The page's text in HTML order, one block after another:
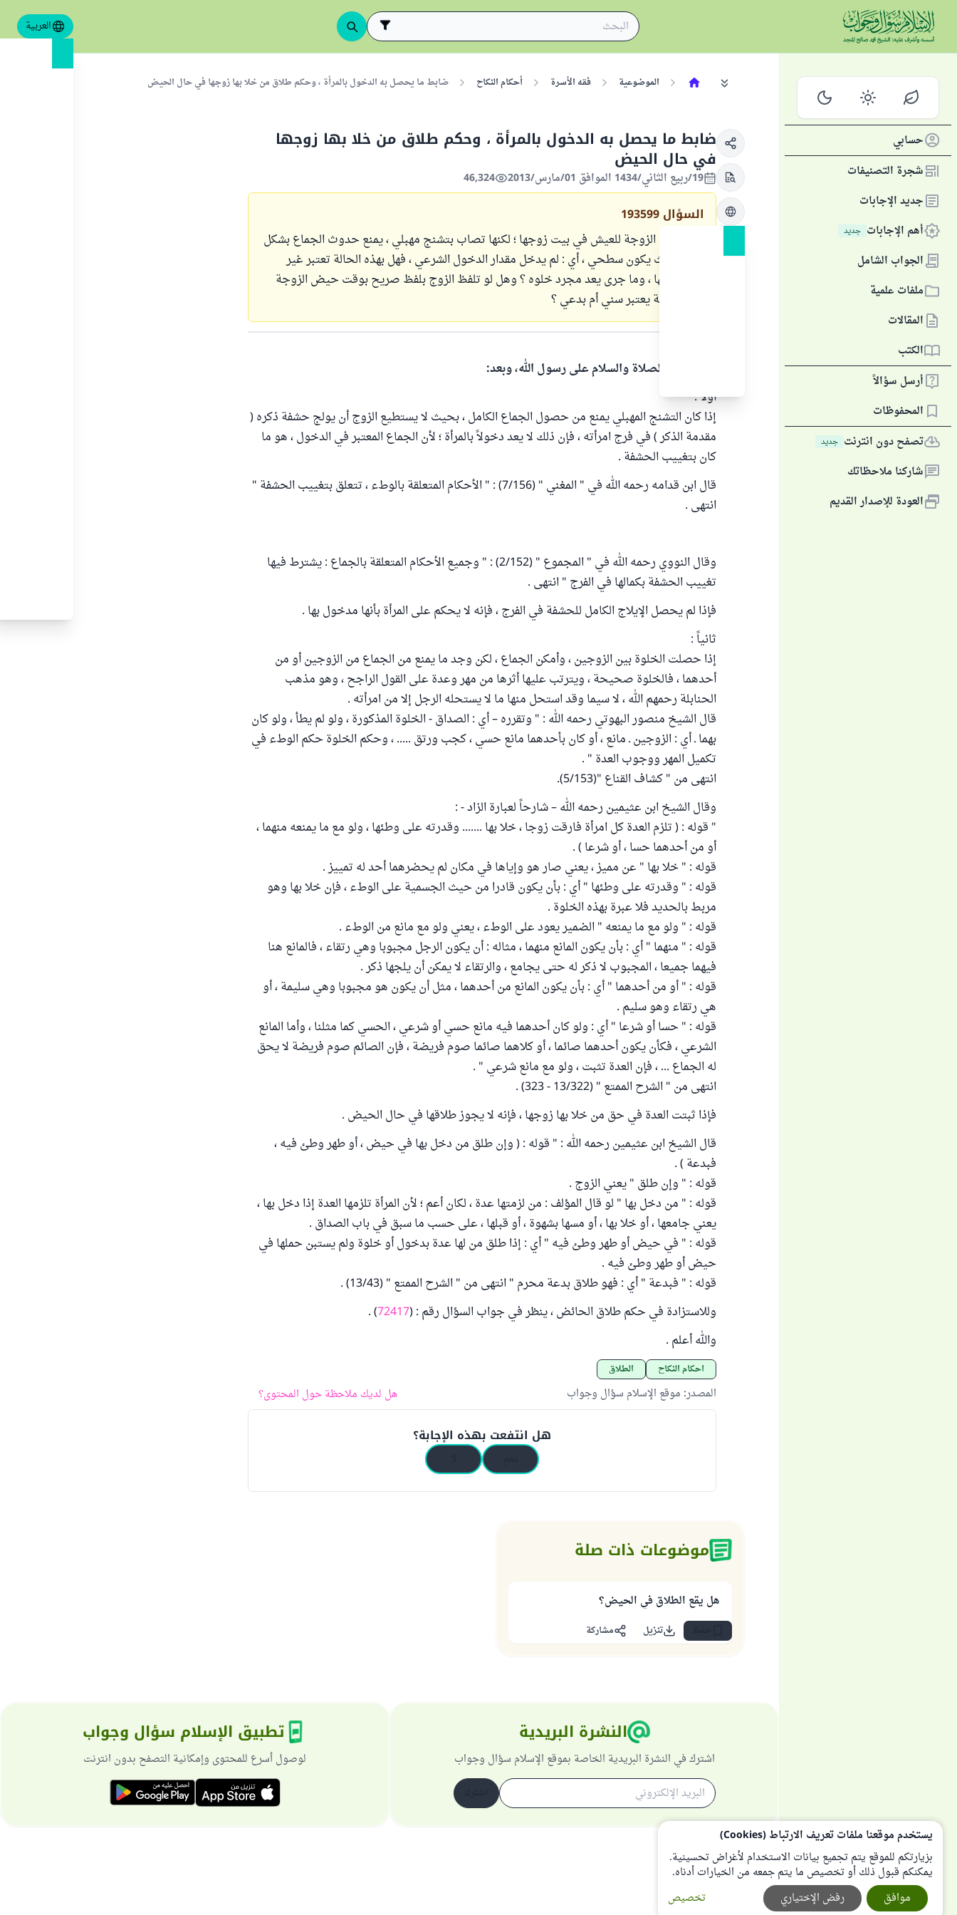
العربية
حسابي
شجرة التصنيفات
جديد الإجابات
أهم الإجابات جديد
الجواب الشامل
ملفات علمية
المقالات
الكتب
أرسل سؤالاً
المحفوظات
تصفح دون انترنت جديد
شاركنا ملاحظاتك
العودة للإصدار القديم
الموضوعية فقه الأسرة أحكام النكاح ضابط ما يحصل به الدخول بالمرأة ، وحكم طلاق من خلا بها زوجها في حال الحيض
ضابط ما يحصل به الدخول بالمرأة ، وحكم طلاق من خلا بها زوجها
في حال الحيض
19/ربيع الثاني/1434 الموافق 01/مارس/2013 46,324
السؤال 193599
إذا انتقلت الزوجة للعيش في بيت زوجها ؛ لكنها تصاب بتشنج مهبلي ، يمنع حدوث الجماع بشكل
كامل حيث يكون سطحي ، أي : لم يدخل مقدار الدخول الشرعي ، فهل بهذه الحالة تعتبر غير
مدخول بها ، وما جرى يعد مجرد خلوه ؟ وهل لو تلفظ الزوج بلفظ صريح بوقت حيض الزوجة
بهذه الحالة يعتبر سني أم بدعي ؟
الحمد لله والصلاة والسلام على رسول الله، وبعد:
أولاً :
إذا كان التشنج المهبلي يمنع من حصول الجماع الكامل ، بحيث لا يستطيع الزوج أن يولج حشفة ذكره (
مقدمة الذكر ) في فرج امرأته ، فإن ذلك لا يعد دخولاً بالمرأة ؛ لأن الجماع المعتبر في الدخول ، هو ما
كان بتغييب الحشفة .
قال ابن قدامه رحمه الله في " المغني " (7/156) : " الأحكام المتعلقة بالوطء ، تتعلق بتغييب الحشفة "
انتهى .
وقال النووي رحمه الله في " المجموع " (2/152) : " وجميع الأحكام المتعلقة بالجماع : يشترط فيها
تغييب الحشفة بكمالها في الفرج " انتهى .
فإذا لم يحصل الإيلاج الكامل للحشفة في الفرج ، فإنه لا يحكم على المرأة بأنها مدخول بها .
ثانياً :
إذا حصلت الخلوة بين الزوجين ، وأمكن الجماع ، لكن وجد ما يمنع من الجماع من الزوجين أو من
أحدهما ، فالخلوة صحيحة ، ويترتب عليها أثرها من مهر وعدة على القول الراجح ، وهو مذهب
الحنابلة رحمهم الله ، لا سيما وقد استحل منها ما لا يستحله الرجل إلا من امرأته .
قال الشيخ منصور البهوتي رحمه الله : " وتقرره – أي : الصداق - الخلوة المذكورة ، ولو لم يطأ ، ولو كان
بهما ـ أي : الزوجين ـ مانع ، أو كان بأحدهما مانع حسي ، كجب ورتق ..... ، وحكم الخلوة حكم الوطء في
تكميل المهر ووجوب العدة " .
انتهى من " كشاف القناع "(5/153).
وقال الشيخ ابن عثيمين رحمه الله – شارحاً لعبارة الزاد - :
" قوله : ( تلزم العدة كل امرأة فارقت زوجا ، خلا بها ....... وقدرته على وطئها ، ولو مع ما يمنعه منهما ،
أو من أحدهما حسا ، أو شرعا ) .
قوله : " خلا بها " عن مميز ، يعني صار هو وإياها في مكان لم يحضرهما أحد له تمييز .
قوله : " وقدرته على وطئها " أي : بأن يكون قادرا من حيث الجسمية على الوطء ، فإن خلا بها وهو
مربط بالحديد فلا عبرة بهذه الخلوة .
قوله : " ولو مع ما يمنعه " الضمير يعود على الوطء ، يعني ولو مع مانع من الوطء .
قوله : " منهما " أي : بأن يكون المانع منهما ، مثاله : أن يكون الرجل مجبوبا وهي رتقاء ، فالمانع هنا
فيهما جميعا ، المجبوب لا ذكر له حتى يجامع ، والرتقاء لا يمكن أن يلجها ذكر .
قوله : " أو من أحدهما " أي : بأن يكون المانع من أحدهما ، مثل أن يكون هو مجبوبا وهي سليمة ، أو
هي رتقاء وهو سليم .
قوله : " حسا أو شرعا " أي : ولو كان أحدهما فيه مانع حسي أو شرعي ، الحسي كما مثلنا ، وأما المانع
الشرعي ، فكأن يكون أحدهما صائما ، أو كلاهما صائما صوم فريضة ، فإن الصائم صوم فريضة لا يحق
له الجماع ... ، فإن العدة تثبت ، ولو مع مانع شرعي " .
انتهى من " الشرح الممتع " (13/322 - 323) .
فإذا ثبتت العدة في حق من خلا بها زوجها ، فإنه لا يجوز طلاقها في حال الحيض .
قال الشيخ ابن عثيمين رحمه الله : " قوله : ( وإن طلق من دخل بها في حيض ، أو طهر وطئ فيه ،
فبدعة ) .
قوله : " وإن طلق " يعني الزوج .
قوله : " من دخل بها " لو قال المؤلف : من لزمتها عدة ، لكان أعم ؛ لأن المرأة تلزمها العدة إذا دخل بها ،
يعني جامعها ، أو خلا بها ، أو مسها بشهوة ، أو قبلها ، على حسب ما سبق في باب الصداق .
قوله : " في حيض أو طهر وطئ فيه " أي : إذا طلق من لها عدة بدخول أو خلوة ولم يستبن حملها في
حيض أو طهر وطئ فيه .
قوله : " فبدعة " أي : فهو طلاق بدعة محرم " انتهى من " الشرح الممتع " (13/43) .
وللاستزادة في حكم طلاق الحائض ، ينظر في جواب السؤال رقم : (72417
) .
والله أعلم .
أحكام النكاح الطلاق
المصدر: موقع الإسلام سؤال وجواب هل لديك ملاحظة حول المحتوى؟
هل انتفعت بهذه الإجابة؟
موضوعات ذات صلة
هل يقع الطلاق في الحيض؟
تنزيل مشاركة
النشرة البريدية
اشترك في النشرة البريدية الخاصة بموقع الإسلام سؤال وجواب
تطبيق الإسلام سؤال وجواب
لوصول أسرع للمحتوى وإمكانية التصفح بدون انترنت
يستخدم موقعنا ملفات تعريف الارتباط (Cookies)
بزيارتكم للموقع يتم تجميع بيانات الاستخدام لأغراض تحسينية.
يمكنكم قبول ذلك أو تخصيص ما يتم جمعه من الخيارات أدناه.
تخصيص
رفض الإختياري موافق